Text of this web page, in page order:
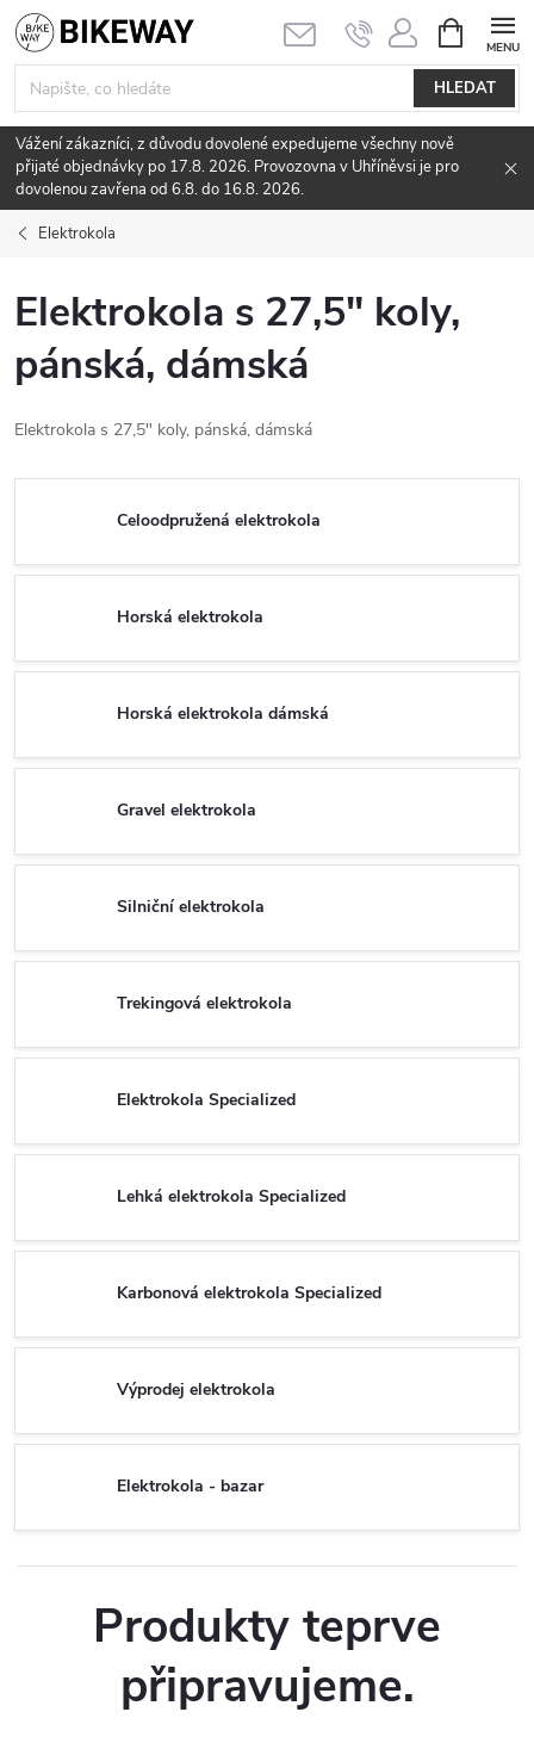
Přejít
na
obsah
HLEDAT
NÁKUPNÍ
KOŠÍK
Vážení zákazníci, z důvodu dovolené expedujeme všechny nově
přijaté objednávky po 17.8. 2026. Provozovna v Uhříněvsi je pro
dovolenou zavřena od 6.8. do 16.8. 2026.
Elektrokola
Elektrokola s 27,5" koly,
pánská, dámská
Elektrokola s 27,5" koly, pánská, dámská
Celoodpružená elektrokola
Horská elektrokola
Horská elektrokola dámská
Gravel elektrokola
Silniční elektrokola
Trekingová elektrokola
Elektrokola Specialized
Lehká elektrokola Specialized
Karbonová elektrokola Specialized
Výprodej elektrokola
Elektrokola - bazar
Produkty teprve
připravujeme.